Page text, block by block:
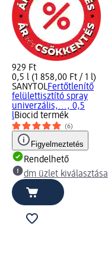
929 Ft
0,5 l (1 858,00 Ft / 1 l)
SANYTOLFertőtlenítő
felülettisztító spray
univerzális,..., 0,5
lBiocid termék
(6)
Figyelmeztetés
Rendelhető
dm üzlet kiválasztása